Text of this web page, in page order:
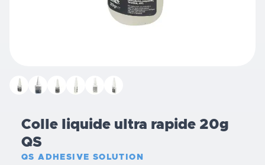
Colle liquide ultra rapide 20g
QS
QS ADHESIVE SOLUTION